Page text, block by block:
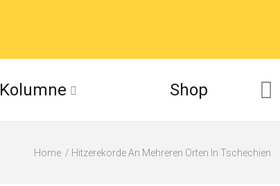
Kolumne Shop
Home Hitzerekorde An Mehreren Orten In Tschechien